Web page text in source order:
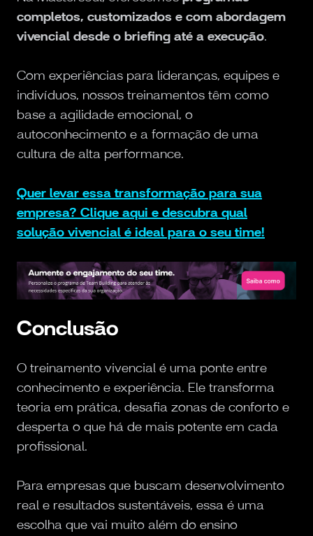
completos, customizados e com abordagem
vivencial desde o briefing até a execução.
Com experiências para lideranças, equipes e
indivíduos, nossos treinamentos têm como
base a agilidade emocional, o
autoconhecimento e a formação de uma
cultura de alta performance.
Quer levar essa transformação para sua
empresa? Clique aqui e descubra qual
solução vivencial é ideal para o seu time!
Conclusão
O treinamento vivencial é uma ponte entre
conhecimento e experiência. Ele transforma
teoria em prática, desafia zonas de conforto e
desperta o que há de mais potente em cada
profissional.
Para empresas que buscam desenvolvimento
real e resultados sustentáveis, essa é uma
escolha que vai muito além do ensino